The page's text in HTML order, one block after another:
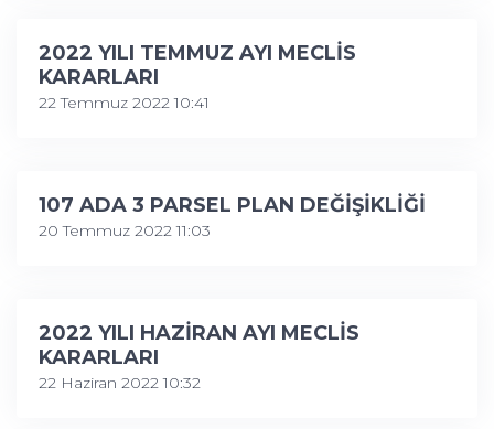
2022 YILI TEMMUZ AYI MECLİS
KARARLARI
22 Temmuz 2022 10:41
107 ADA 3 PARSEL PLAN DEĞİŞİKLİĞİ
20 Temmuz 2022 11:03
2022 YILI HAZİRAN AYI MECLİS
KARARLARI
22 Haziran 2022 10:32